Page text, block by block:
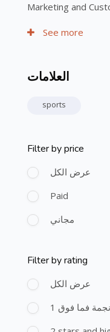
Marketing and
See more
Skip Tags
العلامات
sports
Skip [Cocoon] Course
Filter by price
عرض الكل
Paid
مجاني
Skip [Cocoon] Course
Filter by rating
عرض الكل
1 نجمة فما فوق